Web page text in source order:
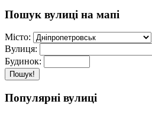
Пошук вулиці на мапі
Місто:
Вулиця:
Будинок:
Пошук!
Популярні вулиці